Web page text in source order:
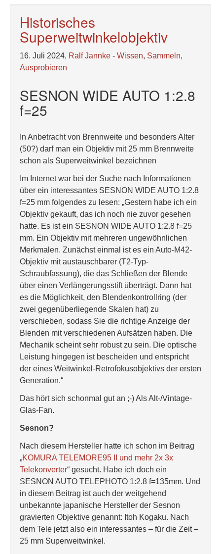
Historisches
Superweitwinkelobjektiv
16. Juli 2024, Ralf Jannke - Wissen, Sammeln,
Ausprobieren
SESNON WIDE AUTO 1:2.8
f=25
In Anbetracht von Brennweite und besonders Alter
(50?) darf man ein Objektiv mit 25 mm Brennweite
schon als Superweitwinkel bezeichnen
Im Internet war bei der Suche nach Informationen
über ein interessantes SESNON WIDE AUTO 1:2.8
f=25 mm folgendes zu lesen: „Gestern habe ich ein
Objektiv gekauft, das ich noch nie zuvor gesehen
hatte. Es ist ein SESNON WIDE AUTO 1:2.8 f=25
mm. Ein Objektiv mit mehreren ungewöhnlichen
Merkmalen. Zunächst einmal ist es ein Auto-M42-
Objektiv mit austauschbarer (T2-Typ-
Schraubfassung), die das Schließen der Blende
über einen Verlängerungsstift überträgt. Dann hat
es die Möglichkeit, den Blendenkontrollring (der
zwei gegenüberliegende Skalen hat) zu
verschieben, sodass Sie die richtige Anzeige der
Blenden mit verschiedenen Aufsätzen haben. Die
Mechanik scheint sehr robust zu sein. Die optische
Leistung hingegen ist bescheiden und entspricht
der eines Weitwinkel-Retrofokusobjektivs der ersten
Generation.“
Das hört sich schonmal gut an ;-) Als Alt-/Vintage-
Glas-Fan.
Sesnon?
Nach diesem Hersteller hatte ich schon im Beitrag
„KOMURA TELEMORE95 II und mehr 2x 3x
Telekonverter“ gesucht. Habe ich doch ein
SESNON AUTO TELEPHOTO 1:2.8 f=135mm. Und
in diesem Beitrag ist auch der weitgehend
unbekannte japanische Hersteller der Sesnon
gravierten Objektive genannt: Itoh Kogaku. Nach
dem Tele jetzt also ein interessantes – für die Zeit –
25 mm Superweitwinkel.